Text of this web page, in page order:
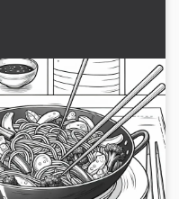
plat principal
gratuit
notre image à colorier
plat de wok.
la maintenant et